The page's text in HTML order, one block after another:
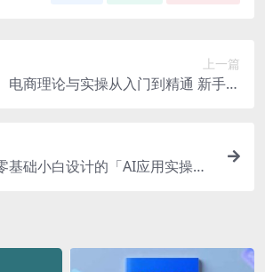
上一篇
电商理论与实操从入门到精通 新手篇
基础小白设计的「AI应用实操